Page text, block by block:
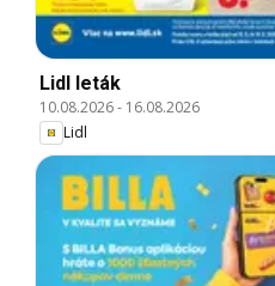
Lidl leták
10.08.2026- 16.08.2026
Lidl